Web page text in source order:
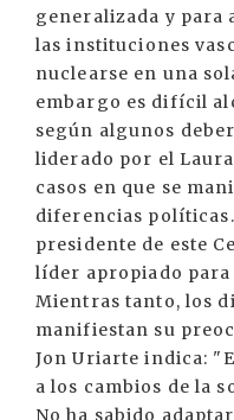
generalizada y para
las instituciones
nuclearse en una
embargo es difícil
según algunos
liderado por el
casos en que se
diferencias
presidente de este
líder apropiado
Mientras tanto, los
manifiestan su
Jon Uriarte indica:
a los cambios de la
No ha sabido